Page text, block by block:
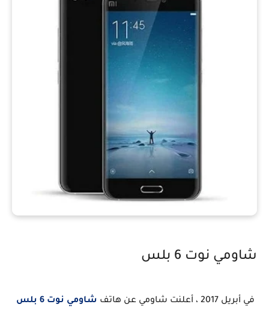
شاومي نوت 6 بلس
في أبريل 2017 ، أعلنت شاومي عن هاتف شاومي نوت 6 بلس